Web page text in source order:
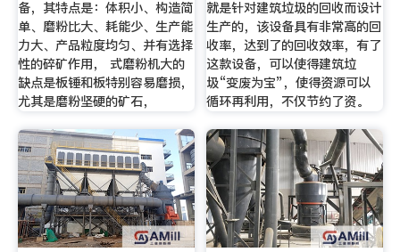
备，其特点是：体积小、构造简
单、磨粉比大、耗能少、生产能
力大、产品粒度均匀、并有选择
性的碎矿作用， 式磨粉机大的
缺点是板锤和板特别容易磨损，
尤其是磨粉坚硬的矿石，
就是针对建筑垃圾的回收而设计
生产的，该设备具有非常高的回
收率，达到了的回收效率，有了
这款设备，可以使得建筑垃
圾“变废为宝”，使得资源可以
循环再利用，不仅节约了资。